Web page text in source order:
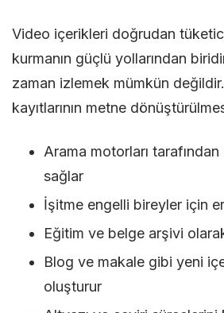
Video içerikleri doğrudan
kurmanın güçlü yollarından
zaman izlemek mümkün
kayıtlarının metne
Arama motorları
sağlar
İşitme engelli bireyler için
Eğitim ve belge arşivi
Blog ve makale gibi yeni
oluşturur